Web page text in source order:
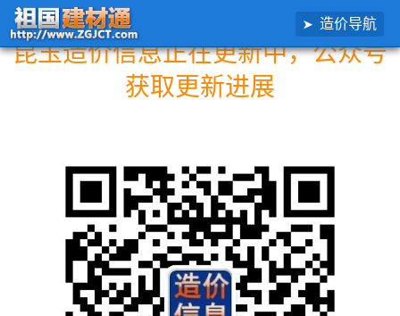
造价导航
昆玉造价信息正在更新中，公众号
获取更新进展